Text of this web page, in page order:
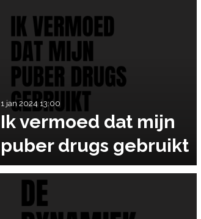
Ik vermoed dat mijn
puber drugs gebruikt
1 jan 2024 13:00